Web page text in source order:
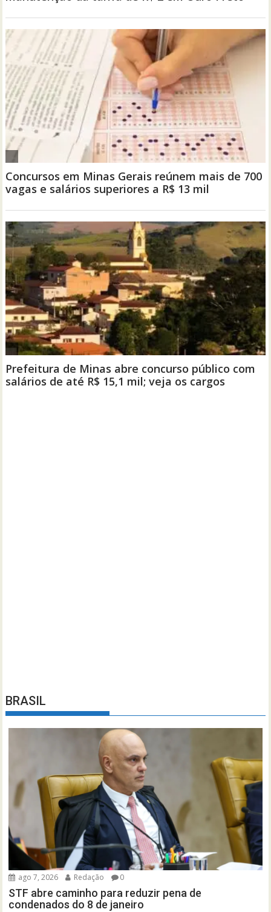
BRASIL
ago 7, 2026 Redação 0
STF abre caminho para reduzir pena de
condenados do 8 de janeiro